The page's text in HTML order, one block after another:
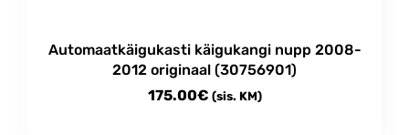
Automaatkäigukasti käigukangi nupp 2008-
2012 originaal (30756901)
175.00€ (sis. KM)